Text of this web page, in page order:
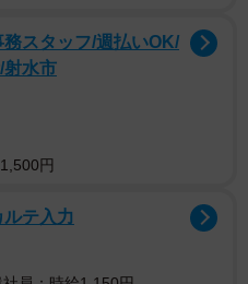
の空撮画像を年ごとに比較
とみられる黒い部分が湿地
う。
バツツジがシカに食べら
繁殖のペースに追いついて
いと、生態系が変わってし
スタッフ/週払いOK/
射水市
円
テ入力